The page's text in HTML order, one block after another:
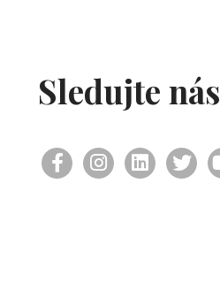
Sledujte nás